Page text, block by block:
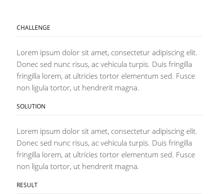
CHALLENGE
Lorem ipsum dolor sit amet, consectetur adipiscing elit.
Donec sed nunc risus, ac vehicula turpis. Duis fringilla
fringilla lorem, at ultricies tortor elementum sed. Fusce
non ligula tortor, ut hendrerit magna.
SOLUTION
Lorem ipsum dolor sit amet, consectetur adipiscing elit.
Donec sed nunc risus, ac vehicula turpis. Duis fringilla
fringilla lorem, at ultricies tortor elementum sed. Fusce
non ligula tortor, ut hendrerit magna.
RESULT